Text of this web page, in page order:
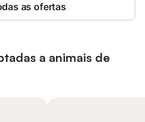
as ofertas
a animais de